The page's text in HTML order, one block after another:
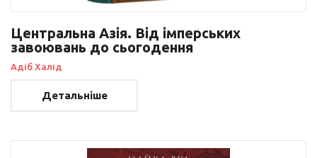
Центральна Азія. Від імперських
завоювань до сьогодення
Адіб Халід
Детальніше